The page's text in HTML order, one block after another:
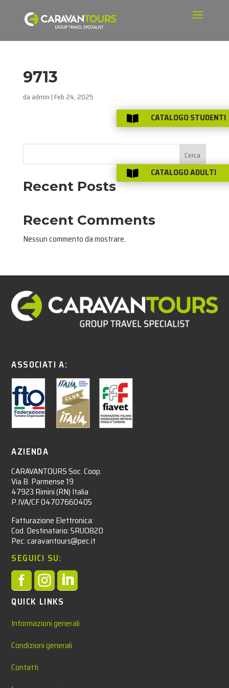
9713
da admin | Feb 24, 2025
Cerca
Recent Posts
Recent Comments
Nessun commento da mostrare.
ASSOCIATI A:
AZIENDA
CARAVANTOURS Soc. Coop.
Via B. Parmense 19
47923 Rimini (RN) Italia
P.IVA/CF 04707660405
Fatturazione Elettronica:
Cod. Destinatario: 5RUO82D
Pec: caravantours@pec.it
SEGUICI SU:

QUICK LINKS
Informazioni generali
Condizioni generali
Contatti
 CATALOGO STUDENTI
 CATALOGO ADULTI